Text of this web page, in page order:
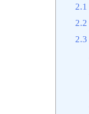
2.1
2.2
2.3